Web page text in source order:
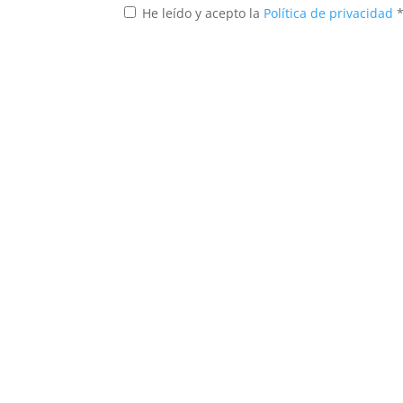
He leído y acepto la Política de privacidad